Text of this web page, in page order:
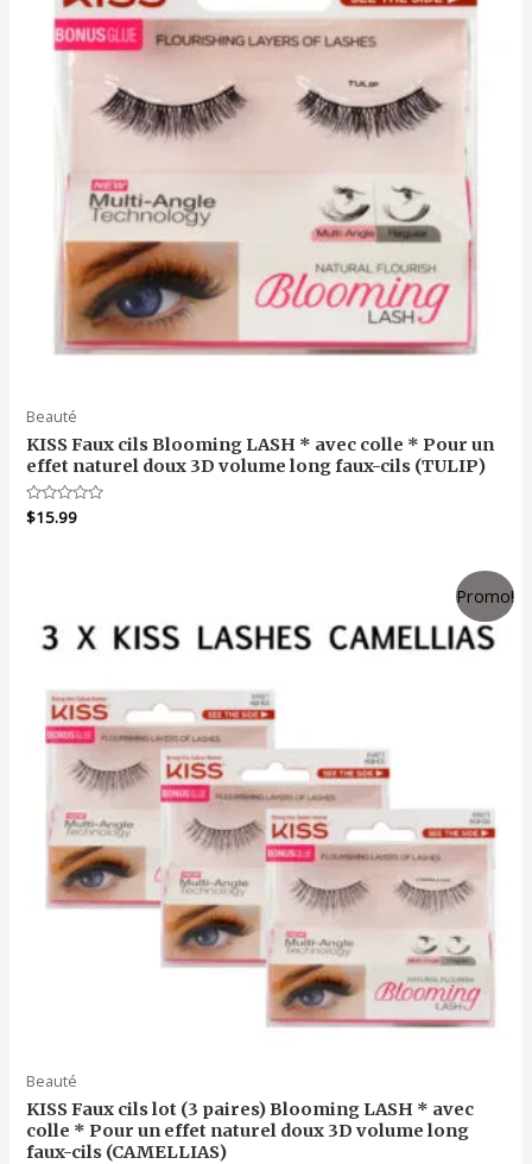
Beauté
KISS Faux cils Blooming LASH * avec colle * Pour un
effet naturel doux 3D volume long faux-cils (TULIP)
Note
0
$15.99
Promo!
Beauté
KISS Faux cils lot (3 paires) Blooming LASH * avec
colle * Pour un effet naturel doux 3D volume long
faux-cils (CAMELLIAS)